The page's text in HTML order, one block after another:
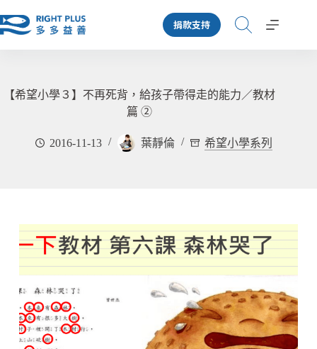
至
捐款支持
【希望小學３】不再死背，給孩子帶得走的能力／教材
篇 ②
2016-11-13 葉靜倫 希望小學系列